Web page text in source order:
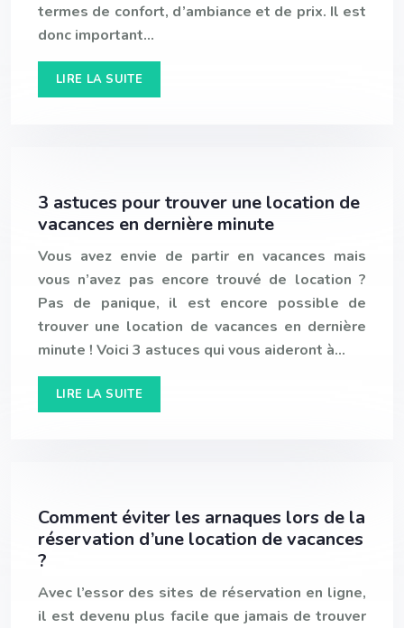
termes de confort, d’ambiance et de prix. Il est
donc important…
LIRE LA SUITE
3 astuces pour trouver une location de
vacances en dernière minute
Vous avez envie de partir en vacances mais
vous n’avez pas encore trouvé de location ?
Pas de panique, il est encore possible de
trouver une location de vacances en dernière
minute ! Voici 3 astuces qui vous aideront à…
LIRE LA SUITE
Comment éviter les arnaques lors de la
réservation d’une location de vacances
?
Avec l’essor des sites de réservation en ligne,
il est devenu plus facile que jamais de trouver